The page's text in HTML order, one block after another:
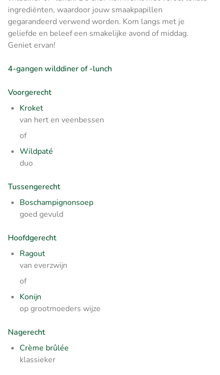
ingrediënten, waardoor jouw smaakpapillen
gegarandeerd verwend worden. Kom langs met je
geliefde en beleef een smakelijke avond of middag.
Geniet ervan!
4-gangen wilddiner of -lunch
Voorgerecht
Kroket
van hert en veenbessen
of
Wildpaté
duo
Tussengerecht
Boschampignonsoep
goed gevuld
Hoofdgerecht
Ragout
van everzwijn
of
Konijn
op grootmoeders wijze
Nagerecht
Crème brûlée
klassieker